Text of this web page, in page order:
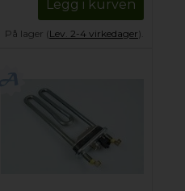
Legg i kurven
På lager (Lev. 2-4 virkedager).